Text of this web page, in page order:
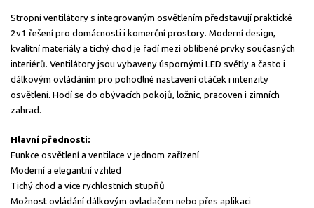
Stropní ventilátory s integrovaným osvětlením představují praktické
2v1 řešení pro domácnosti i komerční prostory. Moderní design,
kvalitní materiály a tichý chod je řadí mezi oblíbené prvky současných
interiérů. Ventilátory jsou vybaveny úspornými LED světly a často i
dálkovým ovládáním pro pohodlné nastavení otáček i intenzity
osvětlení. Hodí se do obývacích pokojů, ložnic, pracoven i zimních
zahrad.
Hlavní přednosti:
Funkce osvětlení a ventilace v jednom zařízení
Moderní a elegantní vzhled
Tichý chod a více rychlostních stupňů
Možnost ovládání dálkovým ovladačem nebo přes aplikaci